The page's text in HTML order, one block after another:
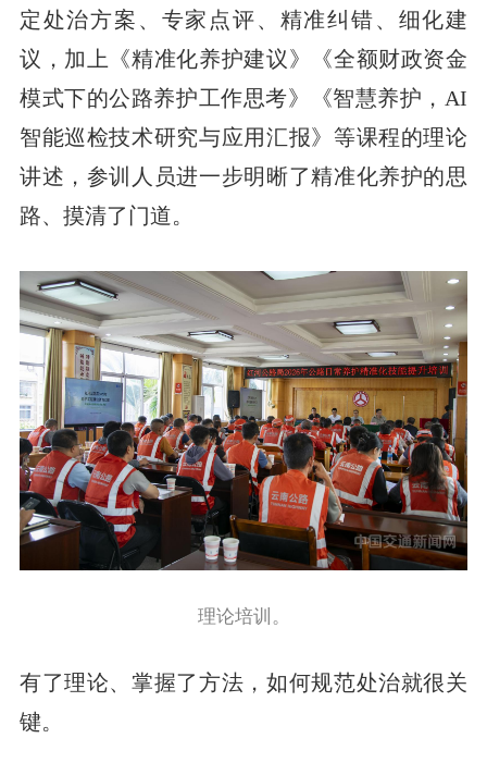
定处治方案、专家点评、精准纠错、细化建
议，加上《精准化养护建议》《全额财政资金
模式下的公路养护工作思考》《智慧养护，AI
智能巡检技术研究与应用汇报》等课程的理论
讲述，参训人员进一步明晰了精准化养护的思
路、摸清了门道。
理论培训。
有了理论、掌握了方法，如何规范处治就很关
键。